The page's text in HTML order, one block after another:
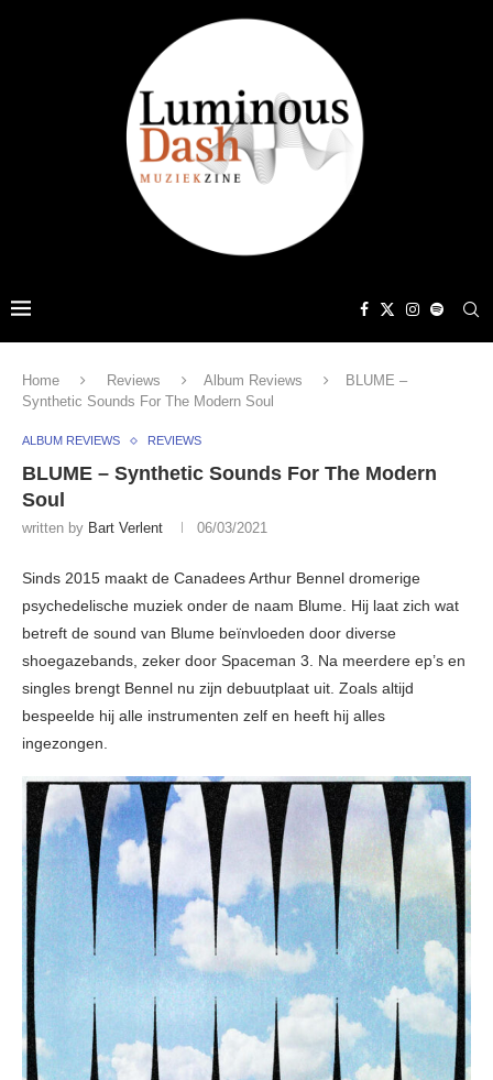
Home Reviews Album Reviews
BLUME –
Synthetic Sounds For The Modern Soul
ALBUM REVIEWS REVIEWS
BLUME – Synthetic Sounds For The Modern
Soul
written by Bart Verlent 06/03/2021
Sinds 2015 maakt de Canadees Arthur Bennel dromerige
psychedelische muziek onder de naam Blume. Hij laat zich wat
betreft de sound van Blume beïnvloeden door diverse
shoegazebands, zeker door Spaceman 3. Na meerdere ep’s en
singles brengt Bennel nu zijn debuutplaat uit. Zoals altijd
bespeelde hij alle instrumenten zelf en heeft hij alles
ingezongen.